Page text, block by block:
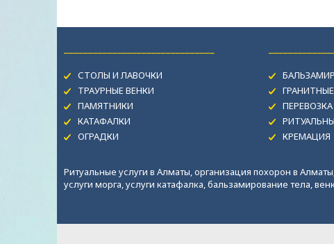
СТОЛЫ И ЛАВОЧКИ
ТРАУРНЫЕ ВЕНКИ
ПАМЯТНИКИ
КАТАФАЛКИ
ОГРАДКИ
КРЕМАЦИЯ
Ритуальные услуги в Алматы, организация похорон в
услуги морга, услуги катафалка, бальзамирование тела,